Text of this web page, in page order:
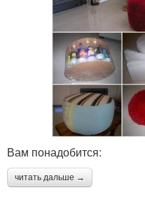
Вам понадобится:
читать дальше →